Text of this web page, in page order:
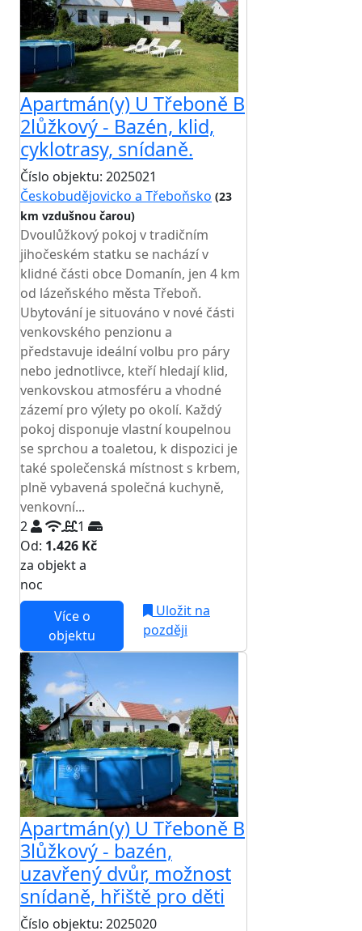
Apartmán(y) U Třeboně B
2lůžkový - Bazén, klid,
cyklotrasy, snídaně.
Číslo objektu: 2025021
Českobudějovicko a Třeboňsko (23
km vzdušnou čarou)
Dvoulůžkový pokoj v tradičním
jihočeském statku se nachází v
klidné části obce Domanín, jen 4 km
od lázeňského města Třeboň.
Ubytování je situováno v nové části
venkovského penzionu a
představuje ideální volbu pro páry
nebo jednotlivce, kteří hledají klid,
venkovskou atmosféru a vhodné
zázemí pro výlety po okolí. Každý
pokoj disponuje vlastní koupelnou
se sprchou a toaletou, k dispozici je
také společenská místnost s krbem,
plně vybavená společná kuchyně,
venkovní...
2
1
Od: 1.426 Kč
za objekt a
noc
Více o
objektu
Uložit na
později
Apartmán(y) U Třeboně B
3lůžkový - bazén,
uzavřený dvůr, možnost
snídaně, hřiště pro děti
Číslo objektu: 2025020